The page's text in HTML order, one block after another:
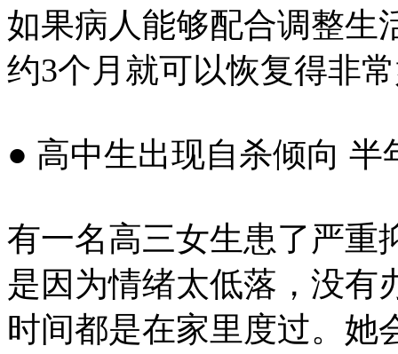
如果病人能够配合调整生
约3个月就可以恢复得非
● 高中生出现自杀倾向 半
有一名高三女生患了严重
是因为情绪太低落，没有
时间都是在家里度过。她